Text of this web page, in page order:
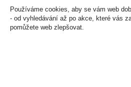
lískové oříšky 175g
109 Kč
Používáme cookies, aby se vám web
- od vyhledávání až po akce, které vás
pomůžete web zlepšovat.